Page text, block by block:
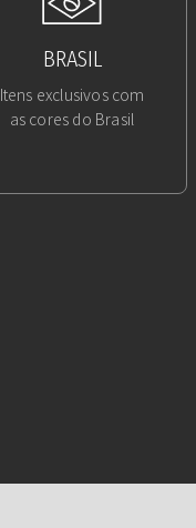
BRASIL
Itens exclusivos com
as cores do Brasil